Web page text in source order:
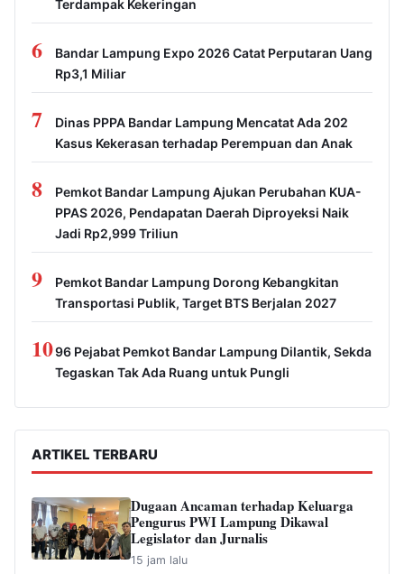
Terdampak Kekeringan
6
Bandar Lampung Expo 2026 Catat Perputaran Uang
Rp3,1 Miliar
7
Dinas PPPA Bandar Lampung Mencatat Ada 202
Kasus Kekerasan terhadap Perempuan dan Anak
8
Pemkot Bandar Lampung Ajukan Perubahan KUA-
PPAS 2026, Pendapatan Daerah Diproyeksi Naik
Jadi Rp2,999 Triliun
9
Pemkot Bandar Lampung Dorong Kebangkitan
Transportasi Publik, Target BTS Berjalan 2027
1096 Pejabat Pemkot Bandar Lampung Dilantik, Sekda
Tegaskan Tak Ada Ruang untuk Pungli
ARTIKEL TERBARU
Dugaan Ancaman terhadap Keluarga
Pengurus PWI Lampung Dikawal
Legislator dan Jurnalis
15 jam lalu